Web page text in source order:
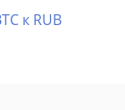
к RUB